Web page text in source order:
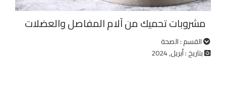
مشروبات تحميك من آلام المفاصل والعضلات
القسم : الصحة
بتاريخ : أبريل, 2024